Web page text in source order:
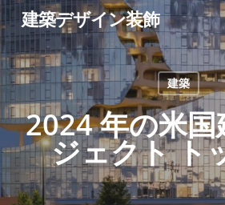
Skip
to
main
content
建築デザイン装飾
建築
2024 年の米国
ジェクト ト